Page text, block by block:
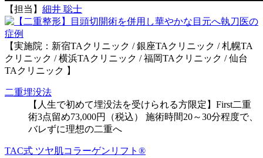
【担当】 細井 聡士
執刀医の
症例
【実施院：新宿TAクリニック / 銀座TAクリニック / 札幌TA
クリニック / 横浜TAクリニック / 福岡TAクリニック / 仙台
TAクリニック 】
二重埋没法
【人生で初めて埋没法を受けられる方限定】First二重
術3点留め73,000円（税込） 施術時間20～30分程度で、
バレずに理想の二重へ
TAC式 ツヤ肌コラーゲンリフト®